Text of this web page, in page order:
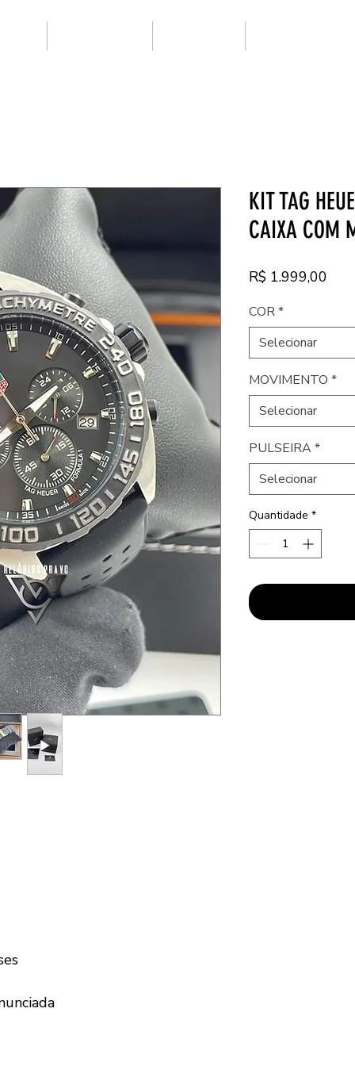
KIT TAG
CAIXA COM
R$ 1.999,00
COR*
Selecionar
MOVIMENTO *
Selecionar
PULSEIRA*
Selecionar
Quantidade *